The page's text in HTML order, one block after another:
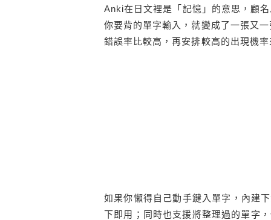
Anki在日文裡是「記憶」的意思，顧
你要背的單字輸入，就變成了一張又
錯誤率比較高，再安排較高的出現機
如果你懶得自己動手鍵入單字，內建
下即用；同時也支援將整理過的單字